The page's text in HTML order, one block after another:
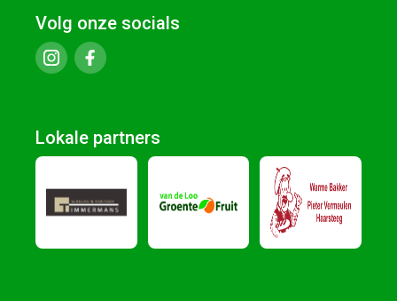
Volg onze socials
Lokale partners